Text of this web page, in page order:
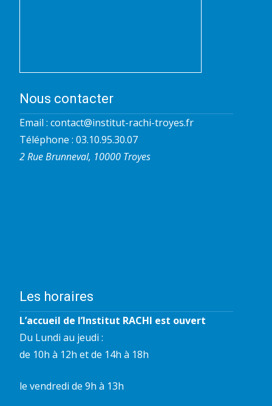
Nous contacter
Email : contact@institut-rachi-troyes.fr
Téléphone : 03.10.95.30.07
2 Rue Brunneval, 10000 Troyes
Les horaires
L’accueil de l’Institut RACHI est ouvert
Du Lundi au jeudi :
de 10h à 12h et de 14h à 18h
le vendredi de 9h à 13h